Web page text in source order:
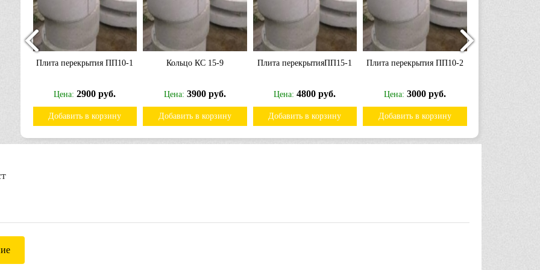
Плита перекрытия ПП10-1
Цена:2900 руб.
Добавить в корзину
Кольцо КС 15-9
Цена: 3900 руб.
Добавить в корзину
Плита перекрытияПП15-1
Цена:4800 руб.
Добавить в корзину
Плита перекрытия ПП10-2
Цена: 3000 руб.
Добавить в корзину